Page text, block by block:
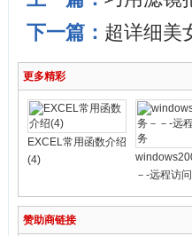
下一篇： 超详细美
更多精彩
EXCEL常用函数介绍
(4)
－-远程访
赞助商链接